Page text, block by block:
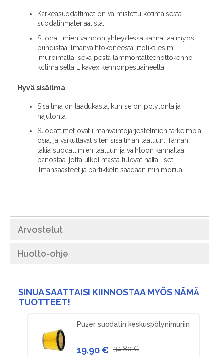
Karkeasuodattimet on valmistettu kotimaisesta
suodatinmateriaalista.
Suodattimien vaihdon yhteydessä kannattaa myös
puhdistaa ilmanvaihtokoneesta irtolika esim.
imuroimalla, sekä pestä lämmöntalteenottokenno
kotimaisella Likavex kennonpesuaineella.
Hyvä sisäilma
Sisäilma on laadukasta, kun se on pölytöntä ja
hajutonta.
Suodattimet ovat ilmanvaihtojärjestelmien tärkeimpiä
osia, ja vaikuttavat siten sisäilman laatuun. Tämän
takia suodattimien laatuun ja vaihtoon kannattaa
panostaa, jotta ulkoilmasta tulevat haitalliset
ilmansaasteet ja partikkelit saadaan minimoitua.
Arvostelut
Huolto-ohje
SINUA SAATTAISI KIINNOSTAA MYÖS NÄMÄ
TUOTTEET!
Puzer suodatin keskuspölynimuriin
19,90 € 34,80 €